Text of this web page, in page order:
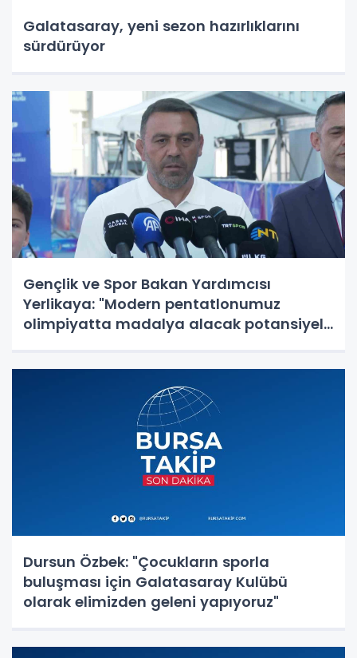
Galatasaray, yeni sezon hazırlıklarını
sürdürüyor
Gençlik ve Spor Bakan Yardımcısı
Yerlikaya: "Modern pentatlonumuz
olimpiyatta madalya alacak potansiyele
Dursun Özbek: "Çocukların sporla
buluşması için Galatasaray Kulübü
olarak elimizden geleni yapıyoruz"